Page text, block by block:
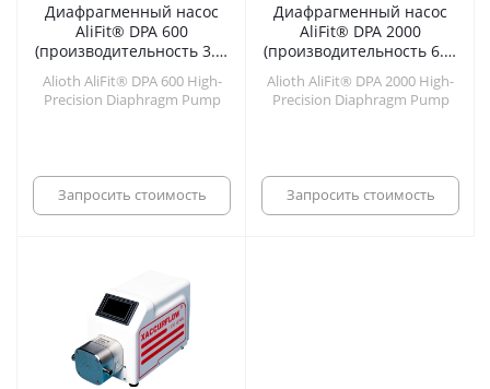
Диафрагменный насос
AliFit® DPA 600
(производительность 3.6-
Alioth AliFit® DPA 600 High-
Precision Diaphragm Pump
Запросить стоимость
Диафрагменный насос
AliFit® DPA 2000
(производительность 6.9-
Alioth AliFit® DPA 2000 High-
Precision Diaphragm Pump
Запросить стоимость